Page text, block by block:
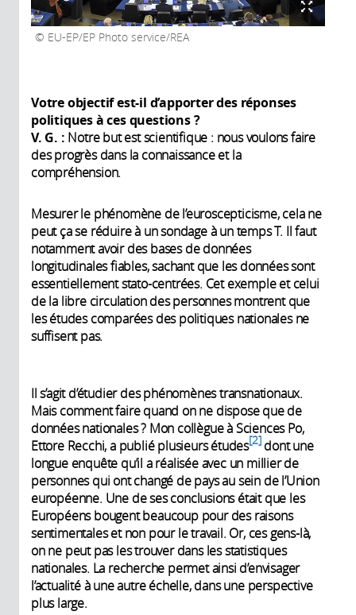
EU-EP/EP Photo service/REA
Votre objectif est-il d’apporter des réponses
politiques à ces questions ?
V. G. : Notre but est scientifique : nous voulons faire
des progrès dans la connaissance et la
compréhension.
Mesurer le phénomène de l’euroscepticisme, cela ne
peut ça se réduire à un sondage à un temps T. Il faut
notamment avoir des bases de données
longitudinales fiables, sachant que les données sont
essentiellement stato-centrées. Cet exemple et celui
de la libre circulation des personnes montrent que
les études comparées des politiques nationales ne
suffisent pas.
Il s’agit d’étudier des phénomènes transnationaux.
Mais comment faire quand on ne dispose que de
données nationales ? Mon collègue à Sciences Po,
Ettore Recchi, a publié plusieurs études 2 dont une
longue enquête qu’il a réalisée avec un millier de
personnes qui ont changé de pays au sein de l’Union
européenne. Une de ses conclusions était que les
Européens bougent beaucoup pour des raisons
sentimentales et non pour le travail. Or, ces gens-là,
on ne peut pas les trouver dans les statistiques
nationales. La recherche permet ainsi d’envisager
l’actualité à une autre échelle, dans une perspective
plus large.